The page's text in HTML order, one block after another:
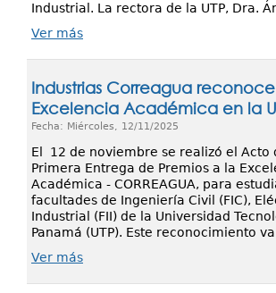
Industrial. La rectora de la UTP, Dra.
Ver más
Industrias Correagua
Excelencia Académica en la
Fecha: Miércoles, 12/11/2025
El 12 de noviembre se realizó el Acto
Primera Entrega de Premios a la
Académica - CORREAGUA, para
facultades de Ingeniería Civil (FIC),
Industrial (FII) de la Universidad
Panamá (UTP). Este reconocimiento
Ver más